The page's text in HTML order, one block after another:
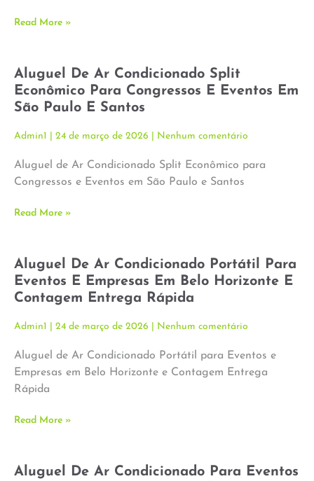
Read More »
Aluguel De Ar Condicionado Split
Econômico Para Congressos E Eventos Em
São Paulo E Santos
Admin1 24 de março de 2026 Nenhum comentário
Aluguel de Ar Condicionado Split Econômico para
Congressos e Eventos em São Paulo e Santos
Read More »
Aluguel De Ar Condicionado Portátil Para
Eventos E Empresas Em Belo Horizonte E
Contagem Entrega Rápida
Admin1 24 de março de 2026 Nenhum comentário
Aluguel de Ar Condicionado Portátil para Eventos e
Empresas em Belo Horizonte e Contagem Entrega
Rápida
Read More »
Aluguel De Ar Condicionado Para Eventos